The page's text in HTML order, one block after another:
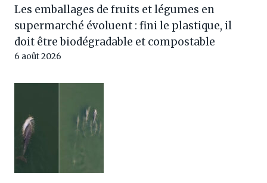
Les emballages de fruits et légumes en
supermarché évoluent : fini le plastique, il
doit être biodégradable et compostable
6 août 2026